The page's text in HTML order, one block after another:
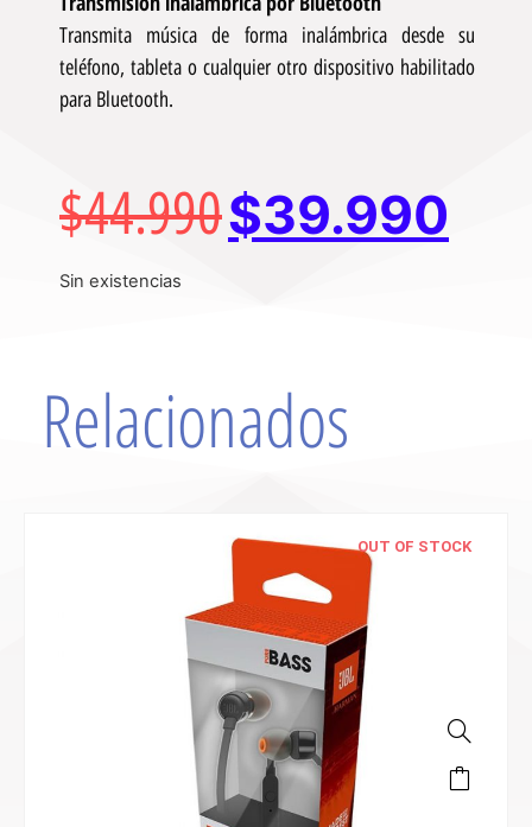
Transmita música de forma inalámbrica desde su
teléfono, tableta o cualquier otro dispositivo habilitado
para Bluetooth.
$44.990$39.990
Sin existencias
Relacionados
OUT OF STOCK